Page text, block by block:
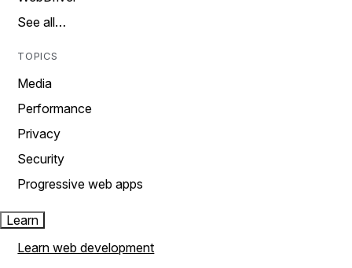
See all…
TOPICS
Media
Performance
Privacy
Security
Progressive web apps
Learn
Learn web development